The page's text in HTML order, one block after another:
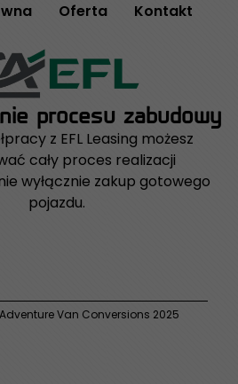
Oferta Kontakt
procesu zabudowy
z EFL Leasing możesz
cały proces realizacji
wyłącznie zakup gotowego
pojazdu.
Van Conversions 2025